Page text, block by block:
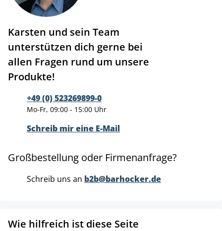
Karsten und sein Team
unterstützen dich gerne bei
allen Fragen rund um unsere
Produkte!
+49 (0) 523269899-0
Mo-Fr, 09:00 - 15:00 Uhr
Schreib mir eine E-Mail
Großbestellung oder Firmenanfrage?
Schreib uns an b2b@barhocker.de
Wie hilfreich ist diese Seite